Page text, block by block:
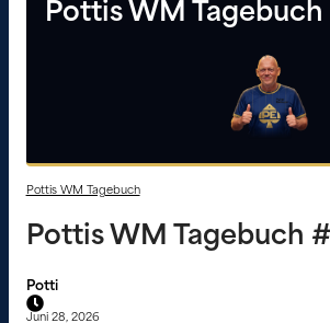
Pottis WM Tagebuch
Pottis WM Tagebuch
Pottis WM Tagebuch
Potti
Juni 28, 2026